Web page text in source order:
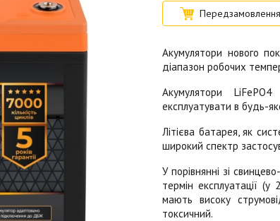
Передзамовлення
Акумулятори нового
діапазон робочих
Акумулятори
експлуатувати в будь-
Літієва батарея, як
широкий спектр
У порівнянні зі
термін експлуатації
мають високу
токсичний.